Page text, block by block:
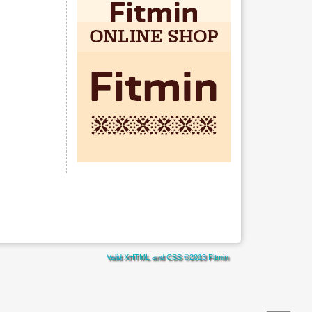
ValidXHTML andCSS©2013Fitmin